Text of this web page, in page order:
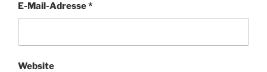
E-Mail-Adresse*
Website